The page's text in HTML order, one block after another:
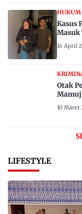
HUKUM
Kasus
Masuk
14 April
Otak
10 Maret
LIFESTYLE